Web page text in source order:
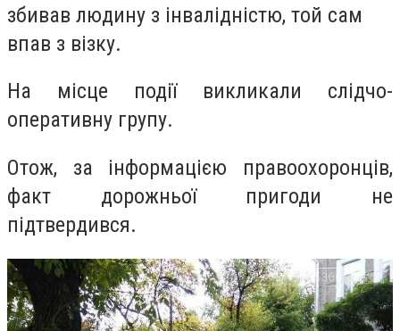
збивав людину з інвалідністю, той сам
впав з візку.
На місце події викликали слідчо-
оперативну групу.
Отож, за інформацією правоохоронців,
факт дорожньої пригоди не
підтвердився.